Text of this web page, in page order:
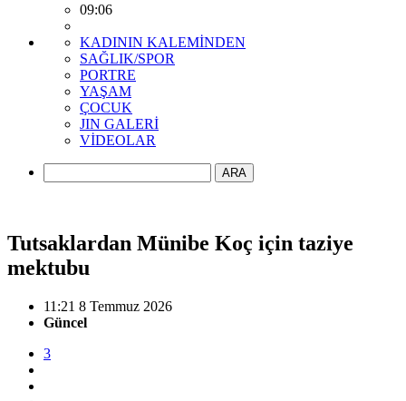
09:06
KADININ KALEMİNDEN
SAĞLIK/SPOR
PORTRE
YAŞAM
ÇOCUK
JIN GALERİ
VİDEOLAR
ARA
Tutsaklardan Münibe Koç için taziye
mektubu
11:21 8 Temmuz 2026
Güncel
3